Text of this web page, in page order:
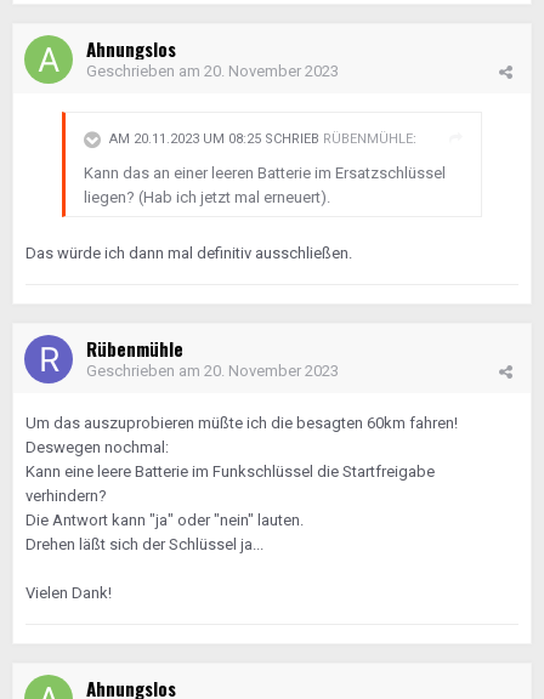
Ahnungslos
Geschrieben am 20. November 2023
AM 20.11.2023 UM 08:25 SCHRIEB RÜBENMÜHLE:
Kann das an einer leeren Batterie im Ersatzschlüssel
liegen? (Hab ich jetzt mal erneuert).
Das würde ich dann mal definitiv ausschließen.
Rübenmühle
Geschrieben am 20. November 2023
Um das auszuprobieren müßte ich die besagten 60km fahren!
Deswegen nochmal:
Kann eine leere Batterie im Funkschlüssel die Startfreigabe
verhindern?
Die Antwort kann "ja" oder "nein" lauten.
Drehen läßt sich der Schlüssel ja...
Vielen Dank!
Ahnungslos